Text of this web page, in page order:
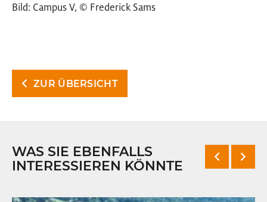
Bild: Campus V, © Frederick Sams
ZUR ÜBERSICHT
WAS SIE EBENFALLS
INTERESSIEREN KÖNNTE